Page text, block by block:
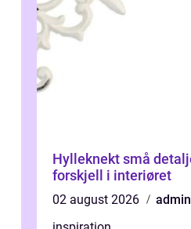
Hylleknekt små detaljer som gjør stor
forskjell i interiøret
02 august 2026
admin